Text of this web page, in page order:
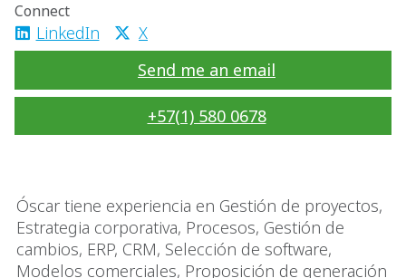
Óscar tiene experiencia en Gestión de proyectos,
Estrategia corporativa, Procesos, Gestión de
cambios, ERP, CRM, Selección de software,
Modelos comerciales, Proposición de generación
Connect
LinkedIn
X
Send me an email
+57(1) 580 0678